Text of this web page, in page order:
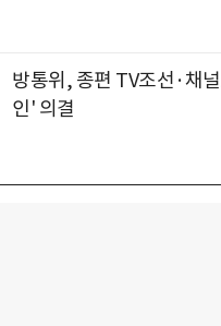
방통위, 종편 TV조선·채
인' 의결